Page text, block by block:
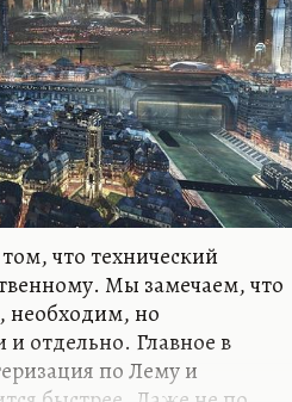
что технический
Мы замечаем, что
необходим, но
отдельно. Главное в
по Лему и